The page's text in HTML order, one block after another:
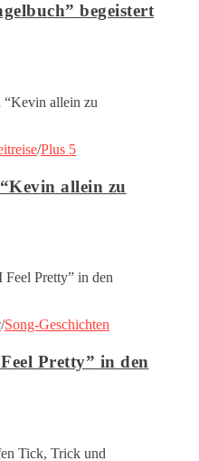
begeistert
/Plus 5
allein zu
/Song-Geschichten
Pretty” in den